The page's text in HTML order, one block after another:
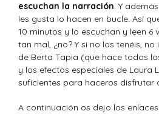
escuchan la narración. Y
les gusta lo hacen en bucle. Así
10 minutos y lo escuchan y leen 6
tan mal, ¿no? Y si no los tenéis,
de Berta Tapia (que hace todos
y los efectos especiales de Laura
suficientes para haceros disfrutar
A continuación os dejo los